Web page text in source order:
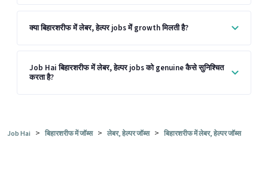
क्या बिहारशरीफ में लेबर, हेल्पर jobs में growth मिलती है?
Job Hai बिहारशरीफ में लेबर, हेल्पर jobs को genuine कैसे सुनिश्चित
करता है?
Job Hai > बिहारशरीफ में जॉब्स > लेबर, हेल्पर जॉब्स > बिहारशरीफ में लेबर, हेल्पर जॉब्स